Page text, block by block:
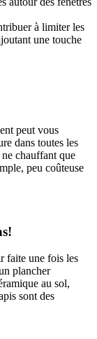
à limiter les
une touche
peut vous
dans toutes les
ne chauffant que
peu coûteuse
faite une fois les
plancher
au sol,
sont des